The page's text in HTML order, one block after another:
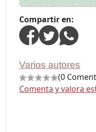
Compartir en:
Varios autores
(0
Comenta y valora